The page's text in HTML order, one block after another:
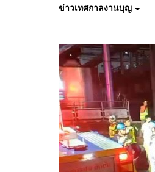
ข่าวเทศกาลงานบุญ